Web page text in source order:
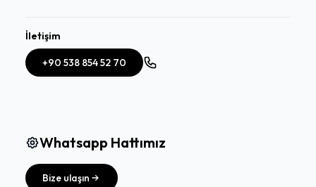
İletişim
+90 538 854 52 70
Whatsapp Hattımız
Bize ulaşın